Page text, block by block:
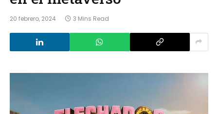
20 febrero, 2024 3 Mins Read